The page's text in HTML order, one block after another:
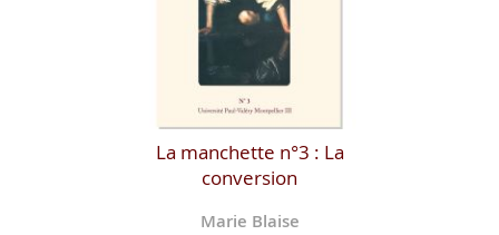
La manchette n°3 : La
conversion
Marie Blaise